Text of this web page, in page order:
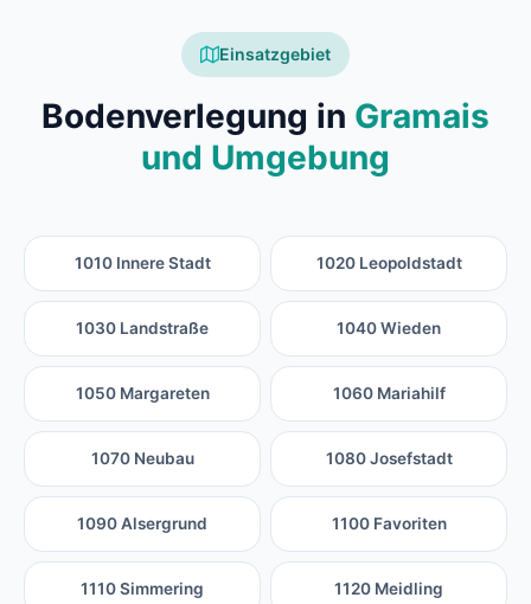
Einsatzgebiet
Bodenverlegung in Gramais
und Umgebung
1010 Innere Stadt 1020 Leopoldstadt
1030 Landstraße 1040 Wieden
1050 Margareten 1060 Mariahilf
1070 Neubau 1080 Josefstadt
1090 Alsergrund 1100 Favoriten
1110 Simmering 1120 Meidling